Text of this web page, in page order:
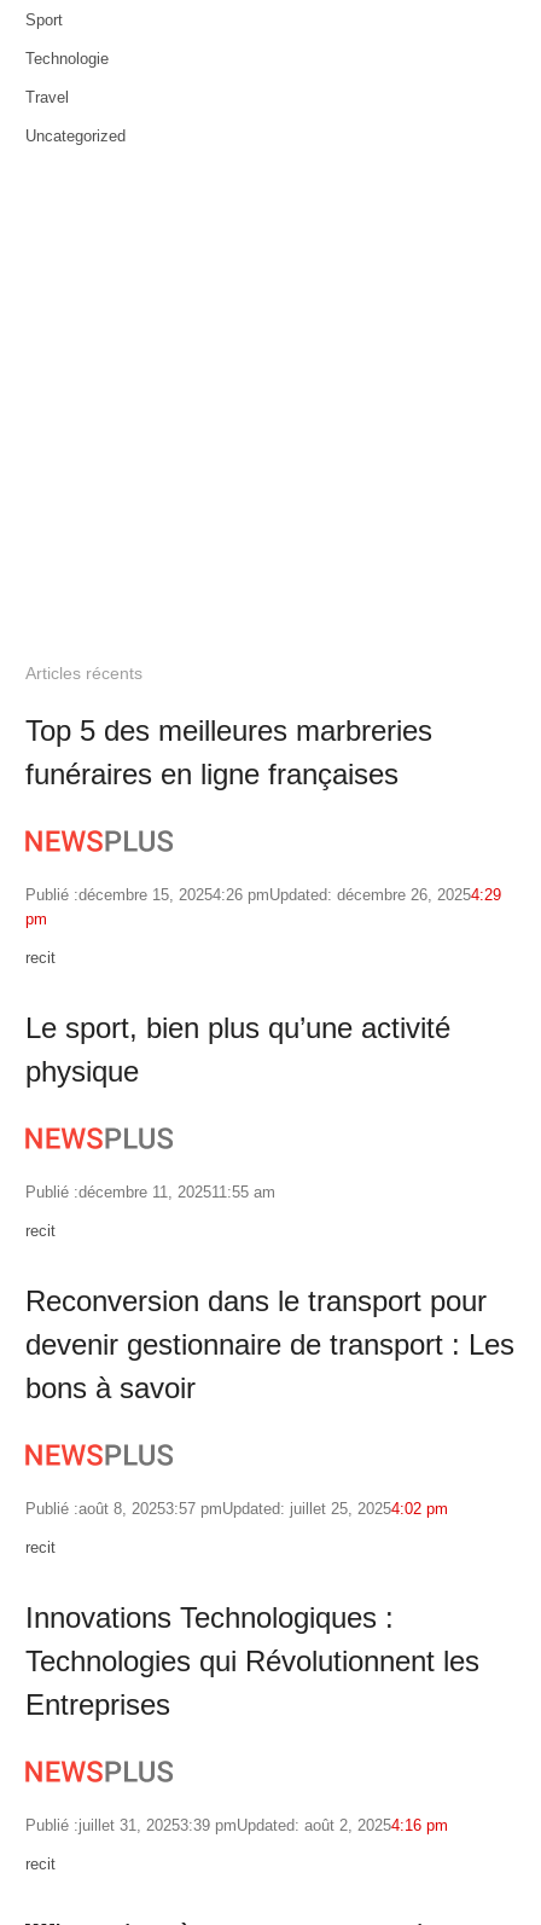
Sport
Technologie
Travel
Uncategorized
Articles récents
Top 5 des meilleures marbreries
funéraires en ligne françaises
Publié :décembre 15, 20254:26 pmUpdated: décembre 26, 20254:29
pm
Author
recit
Le sport, bien plus qu’une activité
physique
Publié :décembre 11, 202511:55 am
Author
recit
Reconversion dans le transport pour
devenir gestionnaire de transport : Les
bons à savoir
Publié :août 8, 20253:57 pmUpdated: juillet 25, 20254:02 pm
Author
recit
Innovations Technologiques :
Technologies qui Révolutionnent les
Entreprises
Publié :juillet 31, 20253:39 pmUpdated: août 2, 20254:16 pm
Author
recit